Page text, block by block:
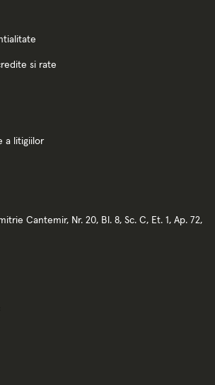
si rate
a litigiilor
Cantemir, Nr. 20, Bl. 8, Sc. C, Et. 1, Ap. 72,